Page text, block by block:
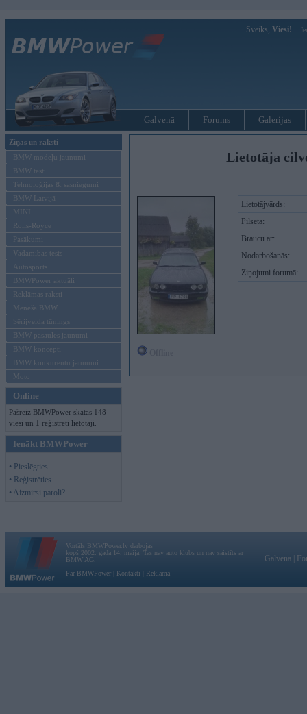
Sveiks, Viesi!
Galvenā Forums Galerijas
Ziņas un raksti
BMW modeļu jaunumi
BMW testi
Tehnoloģijas & sasniegumi
BMW Latvijā
MINI
Rolls-Royce
Pasākumi
Vadāmības tests
Autosports
BMWPower aktuāli
Reklāmas raksti
Mēneša BMW
Sērijveida tūnings
BMW pasaules jaunumi
BMW koncepti
BMW konkurentu jaunumi
Moto
Online
Pašreiz BMWPower skatās 148
viesi un 1 reģistrēti lietotāji.
Ienākt BMWPower
• Pieslēgties
• Reģistrēties
• Aizmirsi paroli?
Lietotāja
Lietotājvārds:
Pilsēta:
Braucu ar:
Nodarbošanās:
Ziņojumi forumā:
Vortāls BMWPower.lv darbojas
kopš 2002. gada 14. maija. Tas nav auto klubs un nav saistīts ar
BMW AG.
Par BMWPower
Kontakti Reklāma
Galvena